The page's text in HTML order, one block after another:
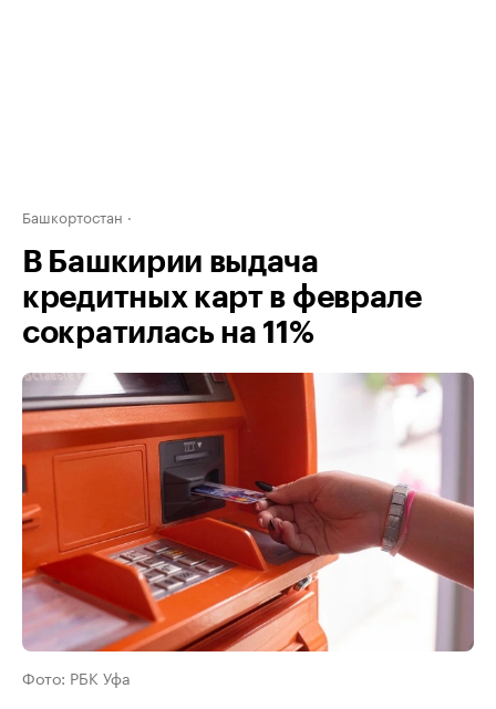
Башкортостан
В Башкирии выдача
кредитных карт в феврале
сократилась на 11%
Фото: РБК Уфа